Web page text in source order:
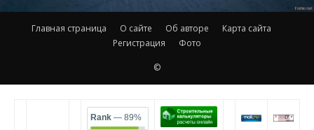
Главная страница О сайте Об авторе
Карта сайта
Регистрация
Фото
©
Rank — 89%